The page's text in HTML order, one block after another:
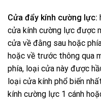
Cửa đẩy kính cường lực:
cửa kính cường lực được
cửa về đằng sau hoặc
hoặc về trước thông qua
phía, loại cửa này được
loại cửa kính phổ biến
kính cường lực 1 cánh